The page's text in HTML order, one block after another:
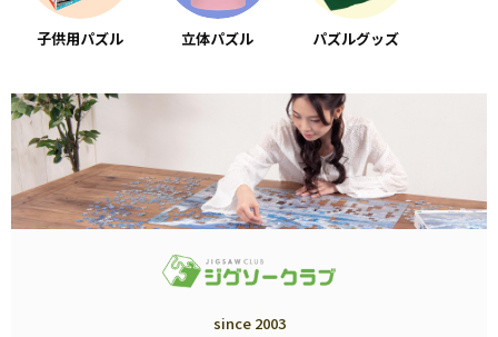
子供用パズル 立体パズル パズルグッズ
since 2003